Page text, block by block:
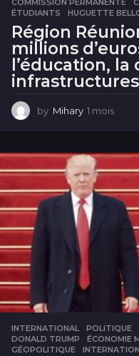
COMMISSION PERMANENTE ,
ÉTUDIANTS
,HUGUETTE
Région
millions
l’éducation,
infrastructures
by Mihary 1 mois
i
INTERNATIONAL ,POLITIQUE
DONALD TRUMP
,ÉCONOMIE
GÉOPOLITIQUE
,